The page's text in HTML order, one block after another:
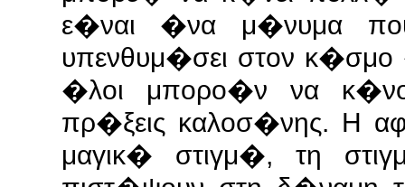
ε�ναι �να μ�νυμα
υπενθυμ�σει στον
�λοι μπορο�ν να
πρ�ξεις καλοσ�νης. Η
μαγικ� στιγμ�, τη